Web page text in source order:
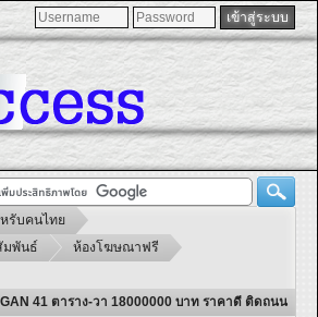
หรับคนไทย
มพันธ์
ห้องโฆษณาฟรี
41 ตาราง-วา 18000000 บาท ราคาดี ติดถนน